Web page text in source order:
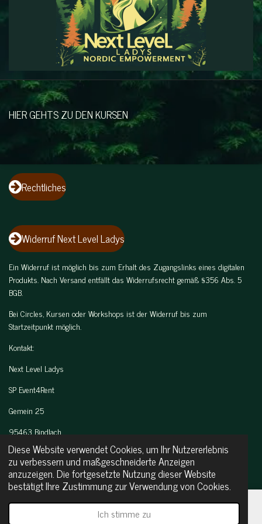
Diese Website verwendet Cookies, um Ihr Nutzererlebnis
zu verbessern und maßgeschneiderte Anzeigen
anzuzeigen. Die fortgesetzte Nutzung dieser Website
bestätigt Ihre Zustimmung zur Verwendung von Cookies.
Ich stimme zu
r
a
m
HIER GEHTS ZU DEN KURSEN
Rechtliches
Widerruf Next Level Ladys
Ein Widerruf ist möglich bis zum Erhalt des Zugangslinks eines digitalen
Produkts. Nach Versand entfällt das Widerrufsrecht gemäß §356 Abs. 5
BGB.
Bei Circles, Kursen oder Workshops ist der Widerruf bis zum
Startzeitpunkt möglich.
Kontakt:
Next Level Ladys
SP Event4Rent
Gemein 25
95463 Bindlach
Tel.: 0175-6800277
Mail:sp-event4rent@web.de
next-level-ladys@web.de
© 2024 - 2026 SP Event4Rent
Mit Unterstützung von Telefon Instagram